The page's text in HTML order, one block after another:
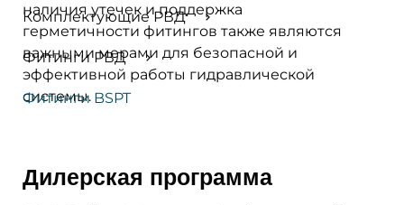
Комплектующие РВД
Фитинги РВД
Фитинги BSPT
наличия утечек и поддержка
герметичности фитингов также являются
важными мерами для безопасной и
эффективной работы гидравлической
системы.
Дилерская программа